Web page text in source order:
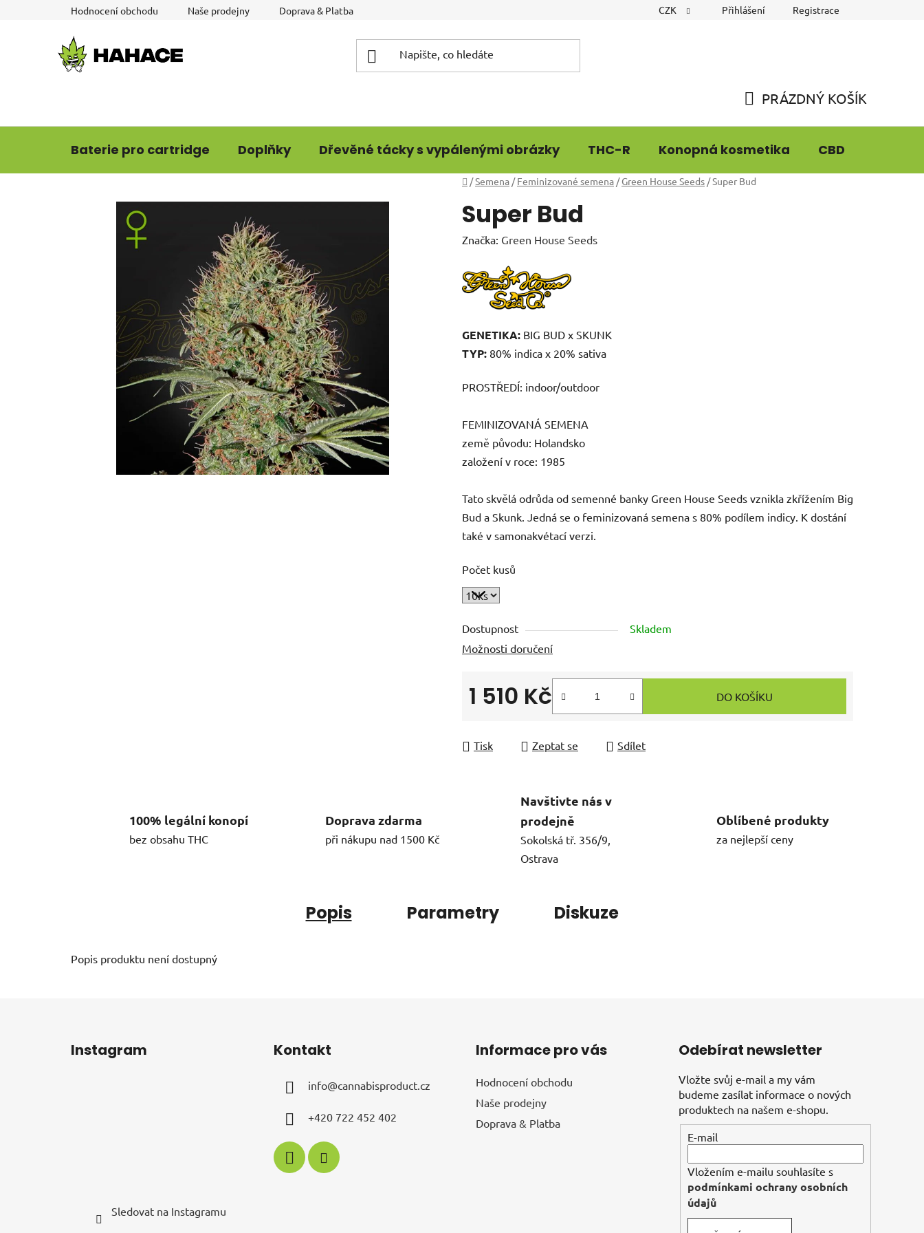
Hodnocení obchodu Naše prodejny Doprava & Platba CZK Přihlášení Registrace
KOŠÍK
PRÁZDNÝ KOŠÍK
Baterie pro cartridge Doplňky Dřevěné tácky s vypálenými obrázky THC-R Konopná kosmetika CBD
Domů
/Semena / Feminizované semena / Green House Seeds /Super Bud
Super Bud
Značka: Green House Seeds
GENETIKA: BIG BUD x SKUNK
TYP: 80% indica x 20% sativa
PROSTŘEDÍ: indoor/outdoor
FEMINIZOVANÁ SEMENA
země původu: Holandsko
založení v roce: 1985
Tato skvělá odrůda od semenné banky Green House Seeds vznikla zkřížením Big
Bud a Skunk. Jedná se o feminizovaná semena s 80% podílem indicy. K dostání
také v samonakvétací verzi.
Počet kusů
Dostupnost
Skladem
Možnosti doručení
1 510 Kč DO KOŠÍKU
Tisk Zeptat se Sdílet
100% legální konopí
bez obsahu THC
Doprava zdarma
při nákupu nad 1500 Kč
Navštivte nás v
prodejně
Sokolská tř. 356/9,
Ostrava
Oblíbené produkty
za nejlepší ceny
Popis Parametry Diskuze
Popis produktu není dostupný
Instagram
Sledovat na Instagramu
Kontakt
info@cannabisproduct.cz
+420 722 452 402
Informace pro vás
Hodnocení obchodu
Naše prodejny
Doprava & Platba
Odebírat newsletter
Vložte svůj e-mail a my vám
budeme zasílat informace o nových
produktech na našem e-shopu.
E-mail
Vložením e-mailu souhlasíte s
podmínkami ochrany osobních
údajů